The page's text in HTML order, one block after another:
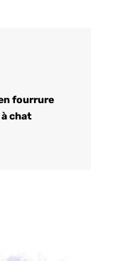
fourrure
à chat